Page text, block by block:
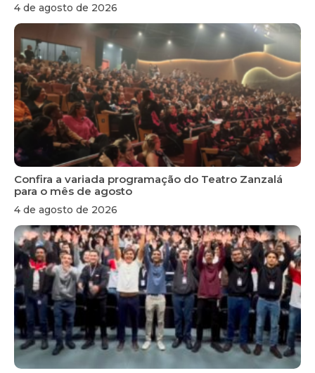
4 de agosto de 2026
Confira a variada programação do Teatro Zanzalá
para o mês de agosto
4 de agosto de 2026